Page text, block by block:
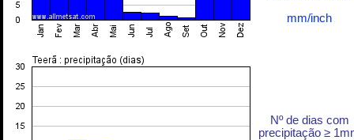
mm/inch
Nº de dias com
precipitação ≥